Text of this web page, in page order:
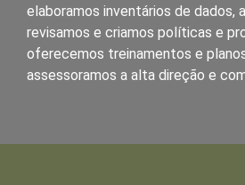
elaboramos inventários de dados,
revisamos e criamos políticas e
oferecemos treinamentos e
assessoramos a alta direção e